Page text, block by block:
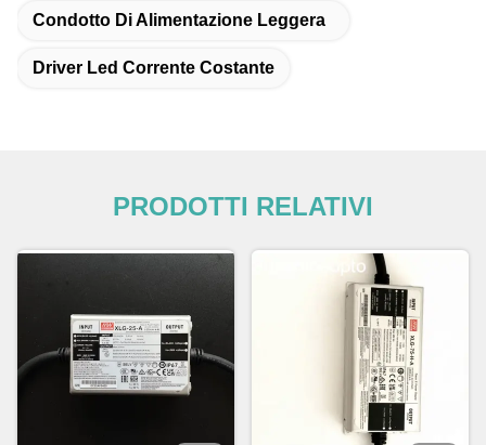
Condotto Di Alimentazione Leggera
Driver Led Corrente Costante
PRODOTTI RELATIVI